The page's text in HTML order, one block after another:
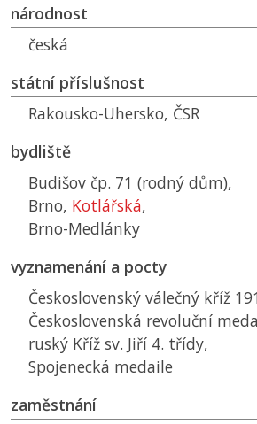
národnost
česká
státní příslušnost
Rakousko-Uhersko, ČSR
bydliště
Budišov čp. 71 (rodný dům),
Brno, Kotlářská,
Brno-Medlánky
vyznamenání a pocty
Československý válečný kříž
Československá revoluční
ruský Kříž sv. Jiří 4. třídy,
Spojenecká medaile
zaměstnání